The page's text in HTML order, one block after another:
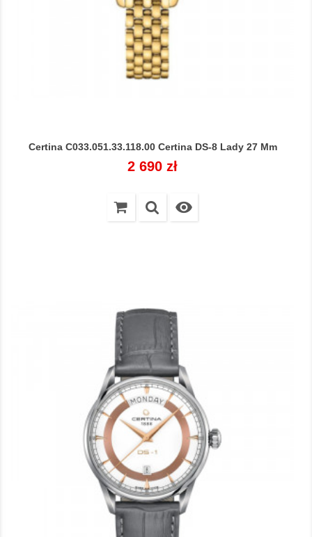
Certina C033.051.33.118.00 Certina DS-8 Lady 27 Mm
Cena
2 690 zł
